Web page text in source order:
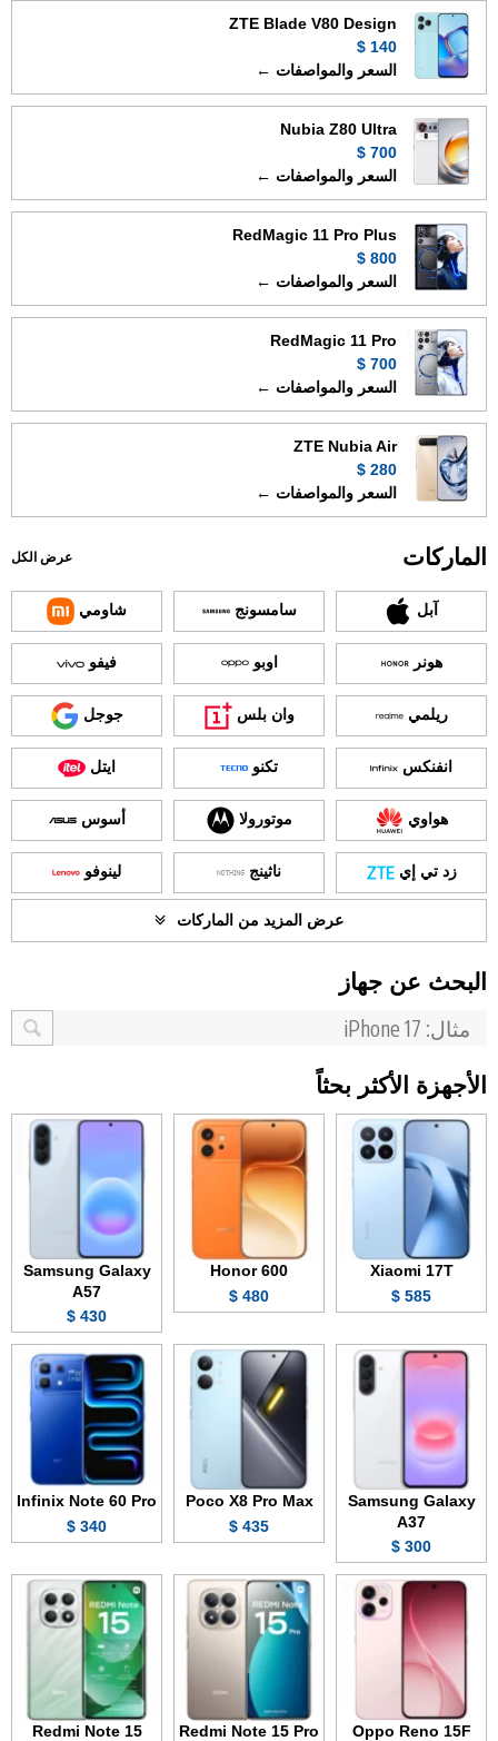
ZTE Blade V80 Design
140 $
السعر والمواصفات ←
Nubia Z80 Ultra
700 $
السعر والمواصفات ←
RedMagic 11 Pro Plus
800 $
السعر والمواصفات ←
RedMagic 11 Pro
700 $
السعر والمواصفات ←
ZTE Nubia Air
280 $
السعر والمواصفات ←
الماركات عرض الكل
آبل سامسونج شاومي
هونر اوبو فيفو
ريلمي وان بلس جوجل
انفنكس تكنو ايتل
هواوي موتورولا أسوس
زد تي إي ناثينج لينوفو
عرض المزيد من الماركات
البحث عن جهاز
الأجهزة الأكثر بحثاً
Xiaomi 17T
585 $
Honor 600
480 $
Samsung Galaxy
A57
430 $
Samsung Galaxy
A37
300 $
Poco X8 Pro Max
435 $
Infinix Note 60 Pro
340 $
Oppo Reno 15F
Redmi Note 15 Pro
Redmi Note 15